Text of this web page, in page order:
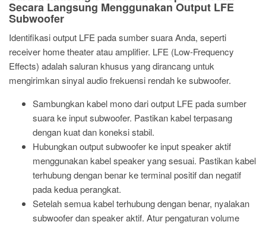
Secara Langsung Menggunakan Output LFE
Subwoofer
Identifikasi output LFE pada sumber suara Anda, seperti
receiver home theater atau amplifier. LFE (Low-Frequency
Effects) adalah saluran khusus yang dirancang untuk
mengirimkan sinyal audio frekuensi rendah ke subwoofer.
Sambungkan kabel mono dari output LFE pada sumber
suara ke input subwoofer. Pastikan kabel terpasang
dengan kuat dan koneksi stabil.
Hubungkan output subwoofer ke input speaker aktif
menggunakan kabel speaker yang sesuai. Pastikan kabel
terhubung dengan benar ke terminal positif dan negatif
pada kedua perangkat.
Setelah semua kabel terhubung dengan benar, nyalakan
subwoofer dan speaker aktif. Atur pengaturan volume